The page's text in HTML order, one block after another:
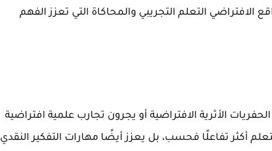
الافتراضي التعلم التجريبي والمحاكاة التي تعزز الفهم
الأثرية الافتراضية أو يجرون تجارب علمية افتراضية
أكثر تفاعلًا فحسب، بل يعزز أيضًا مهارات التفكير النقدي